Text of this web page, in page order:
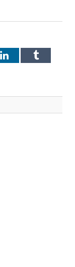
LinkedInTumblr